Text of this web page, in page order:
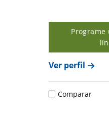
Programe
Ver perfil
Comparar